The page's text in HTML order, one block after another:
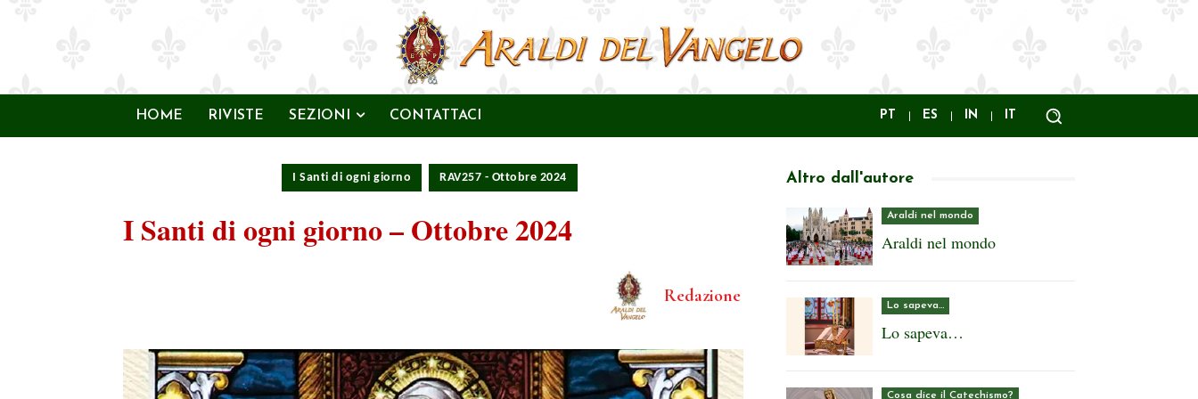
HOME RIVISTE SEZIONI CONTATTACI PT ES IN IT
I Santi di ogni giorno RAV257 - Ottobre 2024
I Santi di ogni giorno – Ottobre 2024
Redazione
Altro dall'autore
Araldi nel mondo
Araldi nel mondo
Lo sapeva…
Lo sapeva…
Cosa dice il Catechismo?